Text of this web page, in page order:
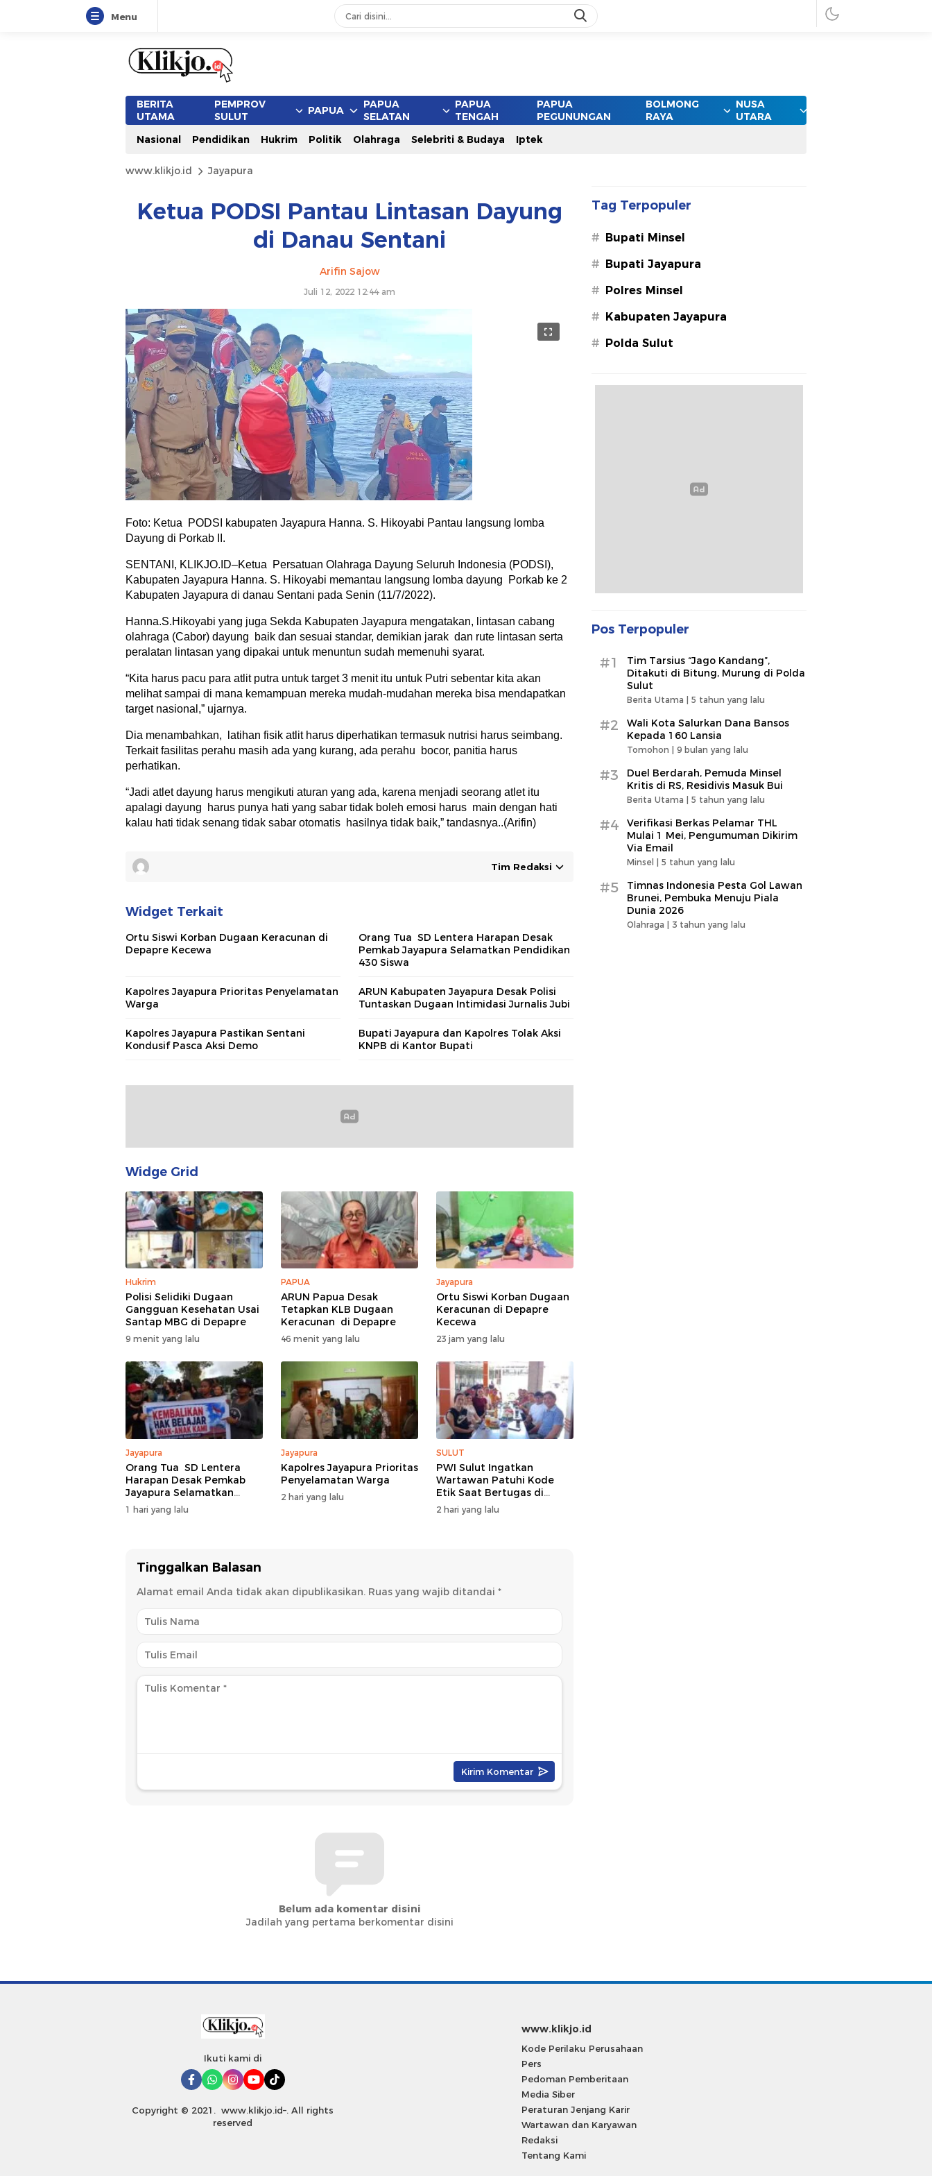
Menu
BERITA
UTAMA
PEMPROV
SULUT
PAPUA
PAPUA
SELATAN
PAPUA
TENGAH
PAPUA
PEGUNUNGAN
BOLMONG
RAYA
NUSA
UTARA
Nasional
Pendidikan Hukrim Politik Olahraga Selebriti & Budaya Iptek
www.klikjo.id Jayapura
Ketua PODSI Pantau Lintasan Dayung
di Danau Sentani
Arifin Sajow
Juli 12, 2022 12:44 am
Foto: Ketua PODSI kabupaten Jayapura Hanna. S. Hikoyabi Pantau langsung lomba
Dayung di Porkab II.
SENTANI, KLIKJO.ID–Ketua Persatuan Olahraga Dayung Seluruh Indonesia (PODSI),
Kabupaten Jayapura Hanna. S. Hikoyabi memantau langsung lomba dayung Porkab ke 2
Kabupaten Jayapura di danau Sentani pada Senin (11/7/2022).
Hanna.S.Hikoyabi yang juga Sekda Kabupaten Jayapura mengatakan, lintasan cabang
olahraga (Cabor) dayung baik dan sesuai standar, demikian jarak dan rute lintasan serta
peralatan lintasan yang dipakai untuk menuntun sudah memenuhi syarat.
“Kita harus pacu para atlit putra untuk target 3 menit itu untuk Putri sebentar kita akan
melihat sampai di mana kemampuan mereka mudah-mudahan mereka bisa mendapatkan
target nasional,” ujarnya.
Dia menambahkan, latihan fisik atlit harus diperhatikan termasuk nutrisi harus seimbang.
Terkait fasilitas perahu masih ada yang kurang, ada perahu bocor, panitia harus
perhatikan.
“Jadi atlet dayung harus mengikuti aturan yang ada, karena menjadi seorang atlet itu
apalagi dayung harus punya hati yang sabar tidak boleh emosi harus main dengan hati
kalau hati tidak senang tidak sabar otomatis hasilnya tidak baik,” tandasnya..(Arifin)
Tim Redaksi
Widget Terkait
Ortu Siswi Korban Dugaan Keracunan di
Depapre Kecewa
Orang Tua SD Lentera Harapan Desak
Pemkab Jayapura Selamatkan Pendidikan
430 Siswa
Kapolres Jayapura Prioritas Penyelamatan
Warga
ARUN Kabupaten Jayapura Desak Polisi
Tuntaskan Dugaan Intimidasi Jurnalis Jubi
Kapolres Jayapura Pastikan Sentani
Kondusif Pasca Aksi Demo
Bupati Jayapura dan Kapolres Tolak Aksi
KNPB di Kantor Bupati
Widge Grid
Hukrim
Polisi Selidiki Dugaan
Gangguan Kesehatan Usai
Santap MBG di Depapre
9 menit yang lalu
PAPUA
ARUN Papua Desak
Tetapkan KLB Dugaan
Keracunan di Depapre
46 menit yang lalu
Jayapura
Ortu Siswi Korban Dugaan
Keracunan di Depapre
Kecewa
23 jam yang lalu
Jayapura
Orang Tua SD Lentera
Harapan Desak Pemkab
Jayapura Selamatkan
Pendidikan 430 Siswa
1 hari yang lalu
Jayapura
Kapolres Jayapura Prioritas
Penyelamatan Warga
2 hari yang lalu
SULUT
PWI Sulut Ingatkan
Wartawan Patuhi Kode
Etik Saat Bertugas di
Lapangan
2 hari yang lalu
Tinggalkan Balasan
Alamat email Anda tidak akan dipublikasikan. Ruas yang wajib ditandai *
Belum ada komentar disini
Jadilah yang pertama berkomentar disini
Tag Terpopuler
# Bupati Minsel
# Bupati Jayapura
# Polres Minsel
# Kabupaten Jayapura
# Polda Sulut
Pos Terpopuler
#1
Tim Tarsius “Jago Kandang”,
Ditakuti di Bitung, Murung di Polda
Sulut
Berita Utama | 5 tahun yang lalu
#2
Wali Kota Salurkan Dana Bansos
Kepada 160 Lansia
Tomohon | 9 bulan yang lalu
#3
Duel Berdarah, Pemuda Minsel
Kritis di RS, Residivis Masuk Bui
Berita Utama | 5 tahun yang lalu
#4
Verifikasi Berkas Pelamar THL
Mulai 1 Mei, Pengumuman Dikirim
Via Email
Minsel | 5 tahun yang lalu
#5
Timnas Indonesia Pesta Gol Lawan
Brunei, Pembuka Menuju Piala
Dunia 2026
Olahraga | 3 tahun yang lalu
Ikuti kami di
Copyright © 2021. www.klikjo.id–. All rights
reserved
www.klikjo.id
Kode Perilaku Perusahaan
Pers
Pedoman Pemberitaan
Media Siber
Peraturan Jenjang Karir
Wartawan dan Karyawan
Redaksi
Tentang Kami